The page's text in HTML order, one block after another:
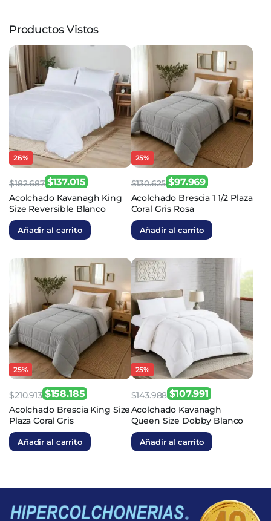
Productos Vistos
26%
$182.687
El
precio
original
era:
$137.015
El
precio
actual
es:
Acolchado Kavanagh King
Size Reversible Blanco
Añadir al carrito
25%
$130.625
El
precio
original
era:
$97.969
El
precio
actual
es:
Acolchado Brescia 1 1/2 Plaza
Coral Gris Rosa
Añadir al carrito
25%
$210.913
El
precio
original
era:
$158.185
El
precio
actual
es:
Acolchado Brescia King Size
Plaza Coral Gris
Añadir al carrito
25%
$143.988
El
precio
original
era:
$107.991
El
precio
actual
es:
Acolchado Kavanagh
Queen Size Dobby Blanco
Añadir al carrito